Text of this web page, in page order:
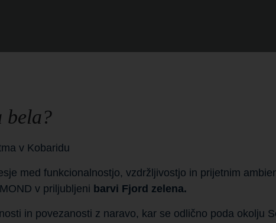
bela?
v Kobaridu
med funkcionalnostjo, vzdržljivostjo in prijetnim
v priljubljeni barvi Fjord zelena.
in povezanosti z naravo, kar se odlično poda okolju